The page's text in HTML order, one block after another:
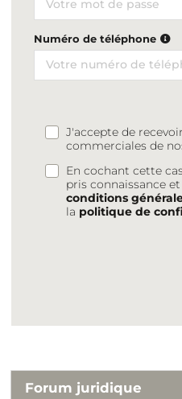
Numéro de téléphone
J'accepte de
commerciales de
En cochant cette
pris connaissance
conditions
la politique de
Forum juridique